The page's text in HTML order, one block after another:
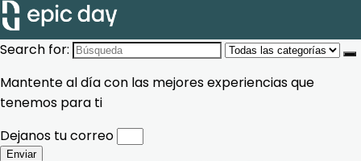
Search for:
Mantente al día con las mejores experiencias que
tenemos para ti
Dejanos tu correo
Enviar